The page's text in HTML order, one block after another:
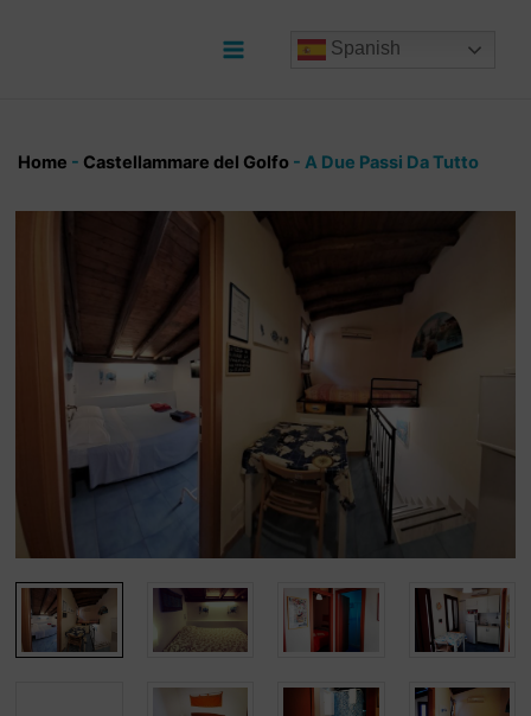
Spanish
Home - Castellammare del Golfo - A Due Passi Da Tutto